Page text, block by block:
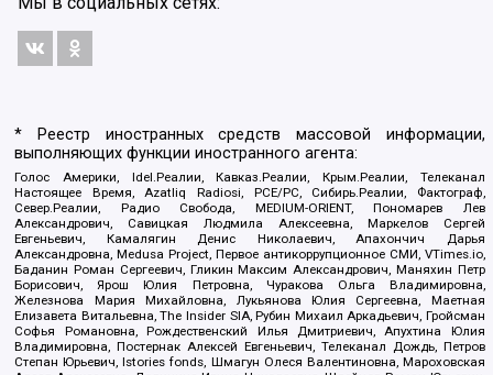
* Реестр иностранных средств массовой информации,
выполняющих функции иностранного агента:
Голос Америки, Idel.Реалии, Кавказ.Реалии, Крым.Реалии, Телеканал
Настоящее Время, Azatliq Radiosi, PCE/PC, Сибирь.Реалии, Фактограф,
Север.Реалии, Радио Свобода, MEDIUM-ORIENT, Пономарев Лев
Александрович, Савицкая Людмила Алексеевна, Маркелов Сергей
Евгеньевич, Камалягин Денис Николаевич, Апахончич Дарья
Александровна, Medusa Project, Первое антикоррупционное СМИ, VTimes.io,
Баданин Роман Сергеевич, Гликин Максим Александрович, Маняхин Петр
Борисович, Ярош Юлия Петровна, Чуракова Ольга Владимировна,
Железнова Мария Михайловна, Лукьянова Юлия Сергеевна, Маетная
Елизавета Витальевна, The Insider SIA, Рубин Михаил Аркадьевич, Гройсман
Софья Романовна, Рождественский Илья Дмитриевич, Апухтина Юлия
Владимировна, Постернак Алексей Евгеньевич, Телеканал Дождь, Петров
Степан Юрьевич, Istories fonds, Шмагун Олеся Валентиновна, Мароховская